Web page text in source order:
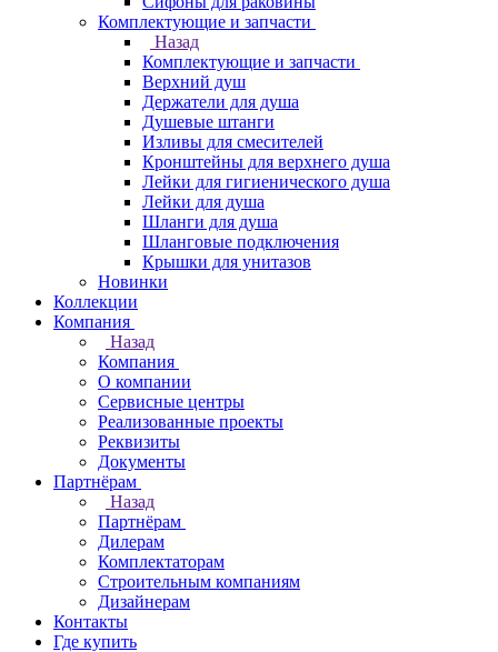
Комплектующие и запчасти
Назад
Комплектующие и запчасти
Верхний душ
Держатели для душа
Душевые штанги
Изливы для смесителей
Кронштейны для верхнего душа
Лейки для гигиенического душа
Лейки для душа
Шланги для душа
Шланговые подключения
Крышки для унитазов
Новинки
Коллекции
Компания
Назад
Компания
О компании
Сервисные центры
Реализованные проекты
Реквизиты
Документы
Партнёрам
Назад
Партнёрам
Дилерам
Комплектаторам
Строительным компаниям
Дизайнерам
Контакты
Где купить